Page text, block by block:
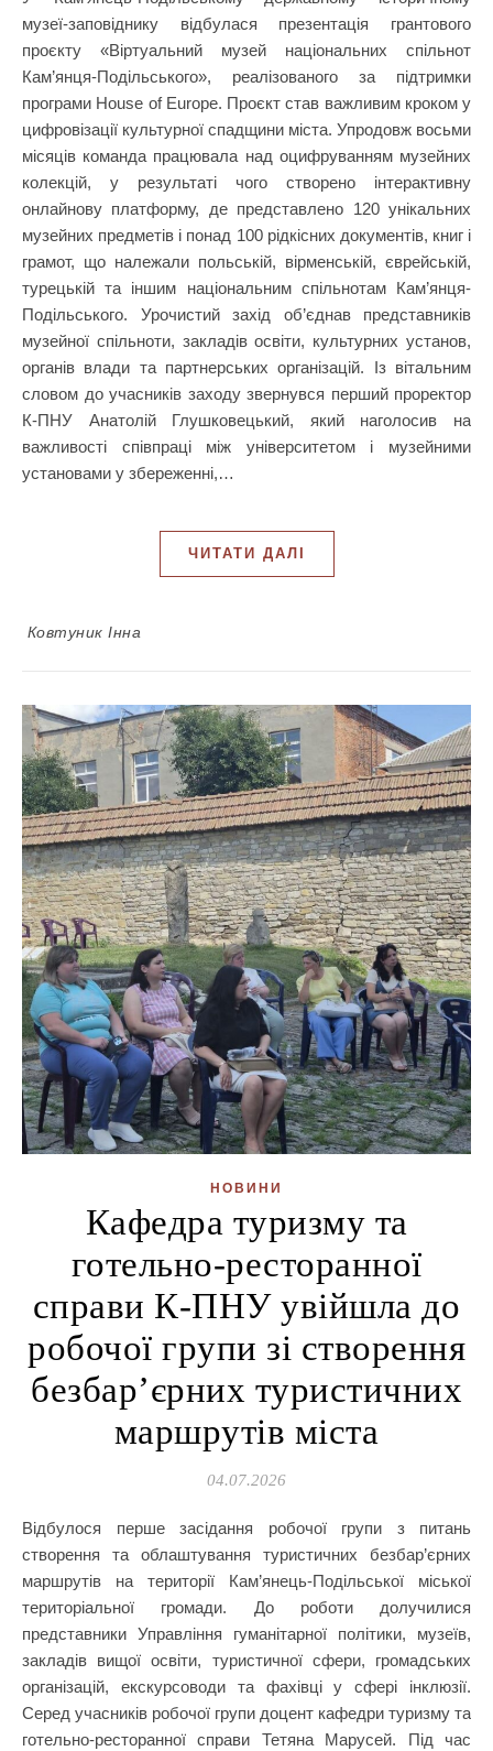
музеї-заповіднику відбулася презентація грантового
проєкту «Віртуальний музей національних спільнот
Кам’янця-Подільського», реалізованого за підтримки
програми House of Europe. Проєкт став важливим кроком у
цифровізації культурної спадщини міста. Упродовж восьми
місяців команда працювала над оцифруванням музейних
колекцій, у результаті чого створено інтерактивну
онлайнову платформу, де представлено 120 унікальних
музейних предметів і понад 100 рідкісних документів, книг і
грамот, що належали польській, вірменській, єврейській,
турецькій та іншим національним спільнотам Кам’янця-
Подільського. Урочистий захід об’єднав представників
музейної спільноти, закладів освіти, культурних установ,
органів влади та партнерських організацій. Із вітальним
словом до учасників заходу звернувся перший проректор
К-ПНУ Анатолій Глушковецький, який наголосив на
важливості співпраці між університетом і музейними
установами у збереженні,…
ЧИТАТИ ДАЛІ
Ковтуник Інна
НОВИНИ
Кафедра туризму та
готельно-ресторанної
справи К-ПНУ увійшла до
робочої групи зі створення
безбар’єрних туристичних
маршрутів міста
04.07.2026
Відбулося перше засідання робочої групи з питань
створення та облаштування туристичних безбар’єрних
маршрутів на території Кам’янець-Подільської міської
територіальної громади. До роботи долучилися
представники Управління гуманітарної політики, музеїв,
закладів вищої освіти, туристичної сфери, громадських
організацій, екскурсоводи та фахівці у сфері інклюзії.
Серед учасників робочої групи доцент кафедри туризму та
готельно-ресторанної справи Тетяна Марусей. Під час